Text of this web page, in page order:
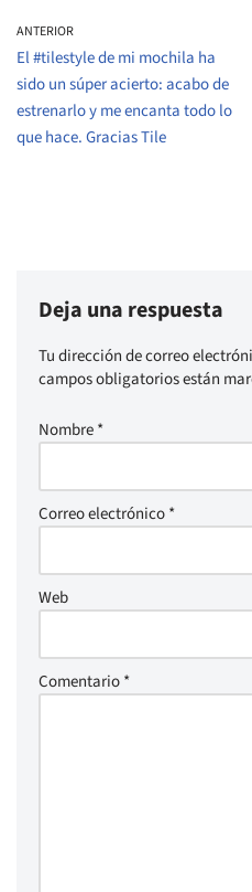
ANTERIOR
El #tilestyle de mi mochila ha
sido un súper acierto: acabo de
estrenarlo y me encanta todo lo
que hace. Gracias Tile
Deja una respuesta
Tu dirección de correo
campos obligatorios están
Nombre*
Correo electrónico*
Web
Comentario*